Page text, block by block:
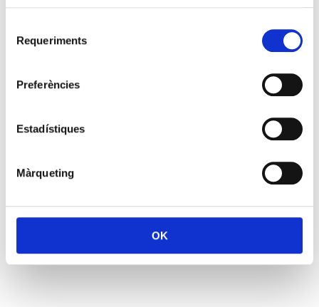
Requeriments
Preferències
Estadístiques
Màrqueting
OK